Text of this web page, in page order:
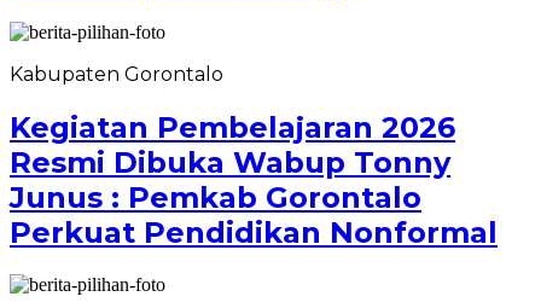
Kabupaten Gorontalo
Kegiatan Pembelajaran 2026
Resmi Dibuka Wabup Tonny
Junus : Pemkab Gorontalo
Perkuat Pendidikan Nonformal